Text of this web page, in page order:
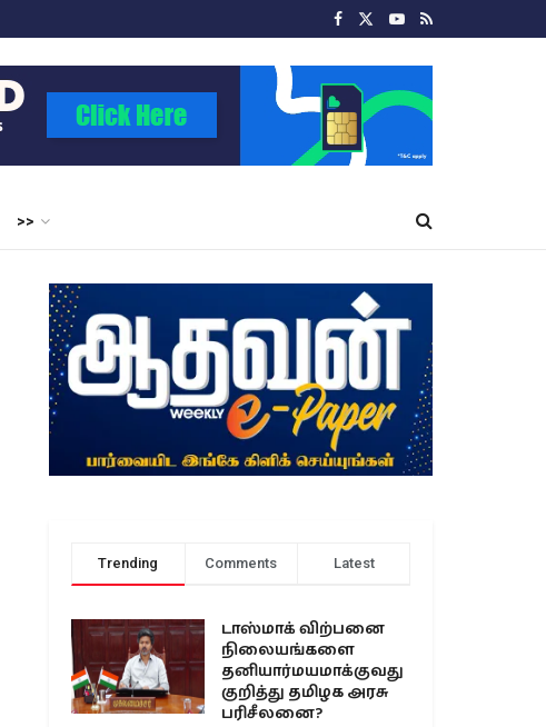
>>
Trending Comments Latest
டாஸ்மாக் விற்பனை
நிலையங்களை
தனியார்மயமாக்குவது
குறித்து தமிழக அரசு
பரிசீலனை?